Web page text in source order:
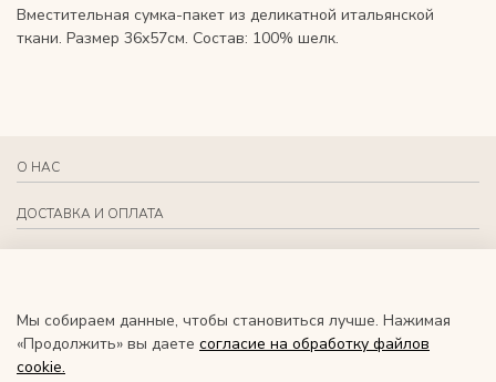
Вместительная сумка-пакет из деликатной итальянской
ткани. Размер 36х57см. Состав: 100% шелк.
О НАС
ДОСТАВКА И ОПЛАТА
RU
Мы собираем данные, чтобы становиться лучше. Нажимая
«Продолжить» вы даете согласие на обработку файлов
сookie.